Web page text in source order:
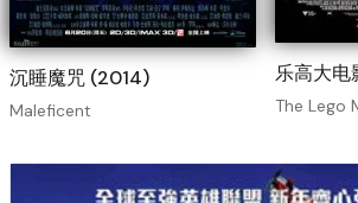
沉睡魔咒 (2014)
Maleficent
乐高大
The Lego